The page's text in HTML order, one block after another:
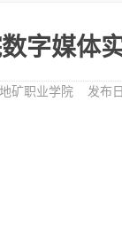
字媒体
矿职业学院 发布